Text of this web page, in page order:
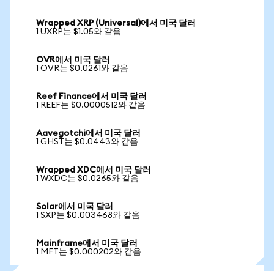
Wrapped XRP (Universal)에서 미국 달러
1 UXRP는 $1.05와 같음
OVR에서 미국 달러
1 OVR는 $0.0261와 같음
Reef Finance에서 미국 달러
1 REEF는 $0.0000512와 같음
Aavegotchi에서 미국 달러
1 GHST는 $0.0443와 같음
Wrapped XDC에서 미국 달러
1 WXDC는 $0.0265와 같음
Solar에서 미국 달러
1 SXP는 $0.003468와 같음
Mainframe에서 미국 달러
1 MFT는 $0.000202와 같음